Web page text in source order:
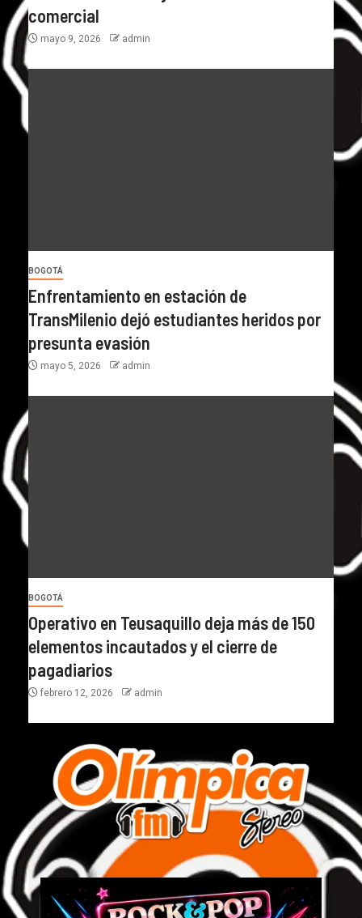
comercial
mayo 9, 2026 admin
BOGOTÁ
Enfrentamiento en estación de
TransMilenio dejó estudiantes heridos por
presunta evasión
mayo 5, 2026 admin
BOGOTÁ
Operativo en Teusaquillo deja más de 150
elementos incautados y el cierre de
pagadiarios
febrero 12, 2026 admin